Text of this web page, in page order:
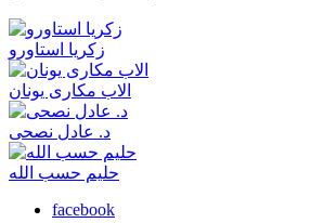
زكريا استاورو
الاب مكارى يونان
د. عادل نصحى
حليم حسب الله
facebook